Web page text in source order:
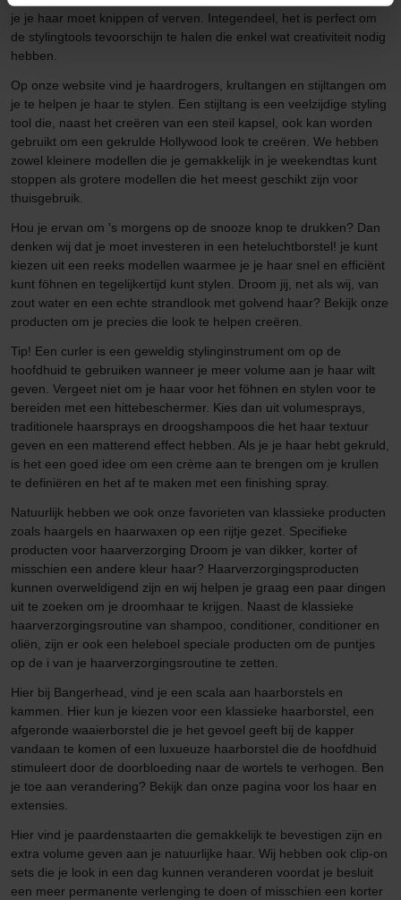
je je haar moet knippen of verven. Integendeel, het is perfect om
de stylingtools tevoorschijn te halen die enkel wat creativiteit nodig
hebben.
Op onze website vind je haardrogers, krultangen en stijltangen om
je te helpen je haar te stylen. Een stijltang is een veelzijdige styling
tool die, naast het creëren van een steil kapsel, ook kan worden
gebruikt om een gekrulde Hollywood look te creëren. We hebben
zowel kleinere modellen die je gemakkelijk in je weekendtas kunt
stoppen als grotere modellen die het meest geschikt zijn voor
thuisgebruik.
Hou je ervan om 's morgens op de snooze knop te drukken? Dan
denken wij dat je moet investeren in een heteluchtborstel! je kunt
kiezen uit een reeks modellen waarmee je je haar snel en efficiënt
kunt föhnen en tegelijkertijd kunt stylen. Droom jij, net als wij, van
zout water en een echte strandlook met golvend haar? Bekijk onze
producten om je precies die look te helpen creëren.
Tip! Een curler is een geweldig stylinginstrument om op de
hoofdhuid te gebruiken wanneer je meer volume aan je haar wilt
geven. Vergeet niet om je haar voor het föhnen en stylen voor te
bereiden met een hittebeschermer. Kies dan uit volumesprays,
traditionele haarsprays en droogshampoos die het haar textuur
geven en een matterend effect hebben. Als je je haar hebt gekruld,
is het een goed idee om een crème aan te brengen om je krullen
te definiëren en het af te maken met een finishing spray.
Natuurlijk hebben we ook onze favorieten van klassieke producten
zoals haargels en haarwaxen op een rijtje gezet. Specifieke
producten voor haarverzorging Droom je van dikker, korter of
misschien een andere kleur haar? Haarverzorgingsproducten
kunnen overweldigend zijn en wij helpen je graag een paar dingen
uit te zoeken om je droomhaar te krijgen. Naast de klassieke
haarverzorgingsroutine van shampoo, conditioner, conditioner en
oliën, zijn er ook een heleboel speciale producten om de puntjes
op de i van je haarverzorgingsroutine te zetten.
Hier bij Bangerhead, vind je een scala aan haarborstels en
kammen. Hier kun je kiezen voor een klassieke haarborstel, een
afgeronde waaierborstel die je het gevoel geeft bij de kapper
vandaan te komen of een luxueuze haarborstel die de hoofdhuid
stimuleert door de doorbloeding naar de wortels te verhogen. Ben
je toe aan verandering? Bekijk dan onze pagina voor los haar en
extensies.
Hier vind je paardenstaarten die gemakkelijk te bevestigen zijn en
extra volume geven aan je natuurlijke haar. Wij hebben ook clip-on
sets die je look in een dag kunnen veranderen voordat je besluit
een meer permanente verlenging te doen of misschien een korter